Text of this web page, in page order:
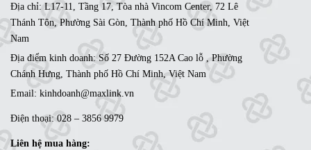
Địa chỉ: L17-11, Tầng 17, Tòa nhà Vincom Center, 72 Lê
Thánh Tôn, Phường Sài Gòn, Thành phố Hồ Chí Minh, Việt
Nam
Địa điểm kinh doanh: Số 27 Đường 152A Cao lỗ , Phường
Chánh Hưng, Thành phố Hồ Chí Minh, Việt Nam
Email: kinhdoanh@maxlink.vn
Điện thoại: 028 – 3856 9979
Liên hệ mua hàng: